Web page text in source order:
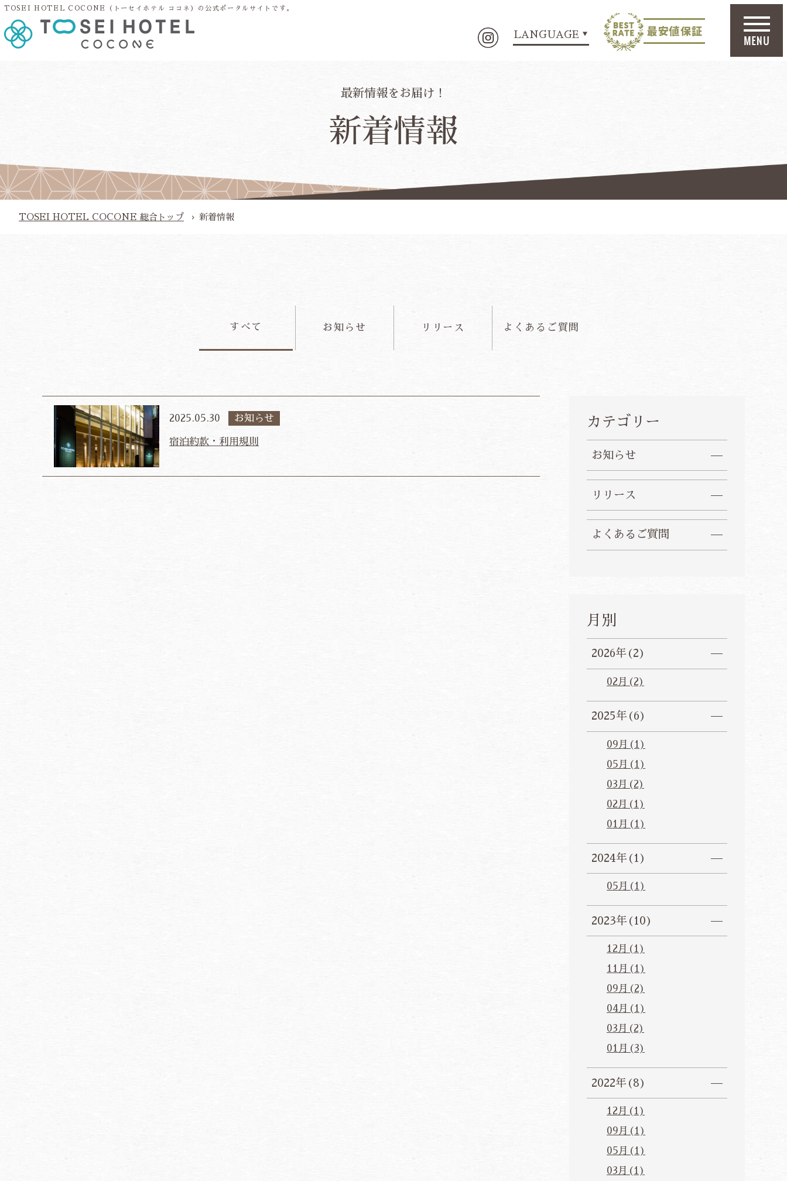
TOSEI HOTEL COCONE（トーセイホテル ココネ）の公式ポータルサイトです。
LANGUAGE ▼
最新情報をお届け！
新着情報
TOSEI HOTEL COCONE 総合トップ 新着情報
すべて お知らせ リリース よくあるご質問
2025.05.30 お知らせ
宿泊約款・利用規則
カテゴリー
お知らせ
リリース
よくあるご質問
月別
2026年(2)
02月(2)
2025年(6)
09月(1)
05月(1)
03月(2)
02月(1)
01月(1)
2024年(1)
05月(1)
2023年(10)
12月(1)
11月(1)
09月(2)
04月(1)
03月(2)
01月(3)
2022年(8)
12月(1)
09月(1)
05月(1)
03月(1)
お問い合わせ
プライバシーポリシー